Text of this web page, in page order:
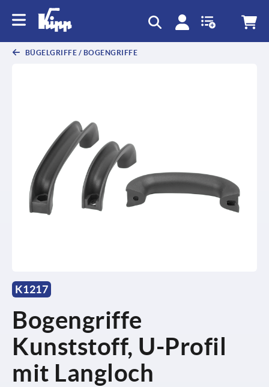
BÜGELGRIFFE / BOGENGRIFFE
K1217
Bogengriffe
Kunststoff, U-Profil
mit Langloch